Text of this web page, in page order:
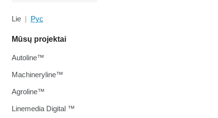
Lie Рус
Mūsų projektai
Autoline™
Machineryline™
Agroline™
Linemedia Digital ™